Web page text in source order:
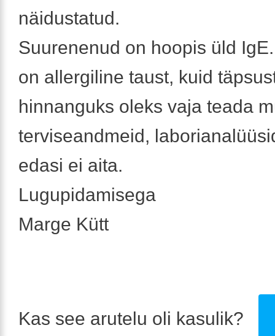
näidustatud.
Suurenenud on hoopis üld
on allergiline taust, kuid
hinnanguks oleks vaja teada
terviseandmeid,
edasi ei aita.
Lugupidamisega
Marge Kütt
Kas see arutelu oli kasulik?